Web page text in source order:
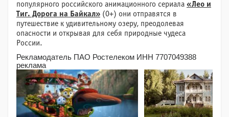
популярного российского анимационного сериала «Лео и
Тиг. Дорога на Байкал» (0+) они отправятся в
путешествие к удивительному озеру, преодолевая
опасности и открывая для себя природные чудеса
России.
Рекламодатель ПАО Ростелеком ИНН 7707049388
реклама